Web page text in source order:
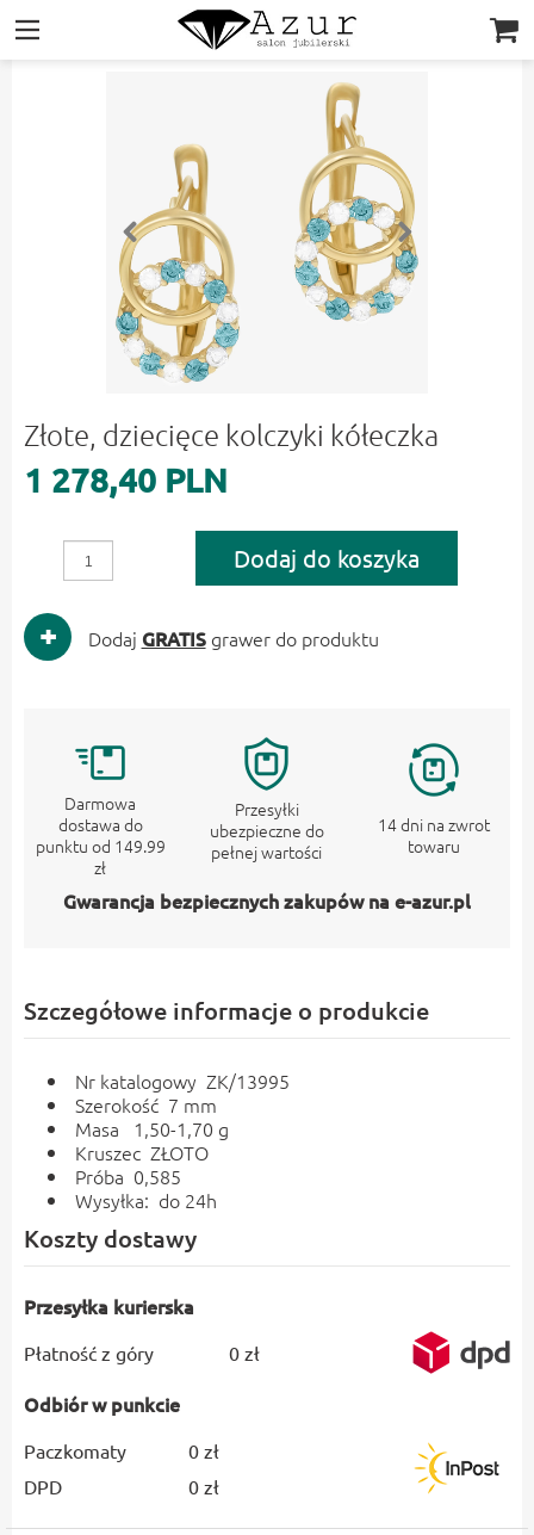
|||
Złote, dziecięce kolczyki kółeczka
1 278,40 PLN
Dodaj do koszyka
Dodaj GRATISgrawer do produktu
Darmowa
dostawa do
punktu od 149.99
zł
Przesyłki
ubezpieczne do
pełnej wartości
14 dni na zwrot
towaru
Gwarancja bezpiecznych zakupów na e-azur.pl
Szczegółowe informacje o produkcie
Nr katalogowy ZK/13995
Szerokość 7 mm
Masa 1,50-1,70 g
Kruszec ZŁOTO
Próba 0,585
Wysyłka: do 24h
Koszty dostawy
Przesyłka kurierska
Płatność z góry 0 zł
Odbiór w punkcie
Paczkomaty
0 zł
DPD
0 zł